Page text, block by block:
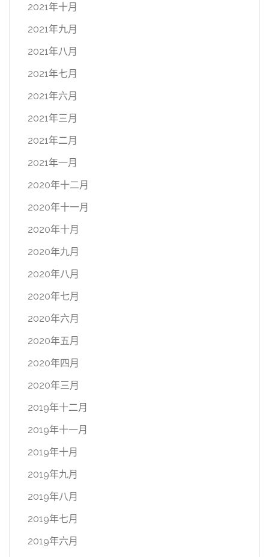
2021年十月
2021年九月
2021年八月
2021年七月
2021年六月
2021年三月
2021年二月
2021年一月
2020年十二月
2020年十一月
2020年十月
2020年九月
2020年八月
2020年七月
2020年六月
2020年五月
2020年四月
2020年三月
2019年十二月
2019年十一月
2019年十月
2019年九月
2019年八月
2019年七月
2019年六月